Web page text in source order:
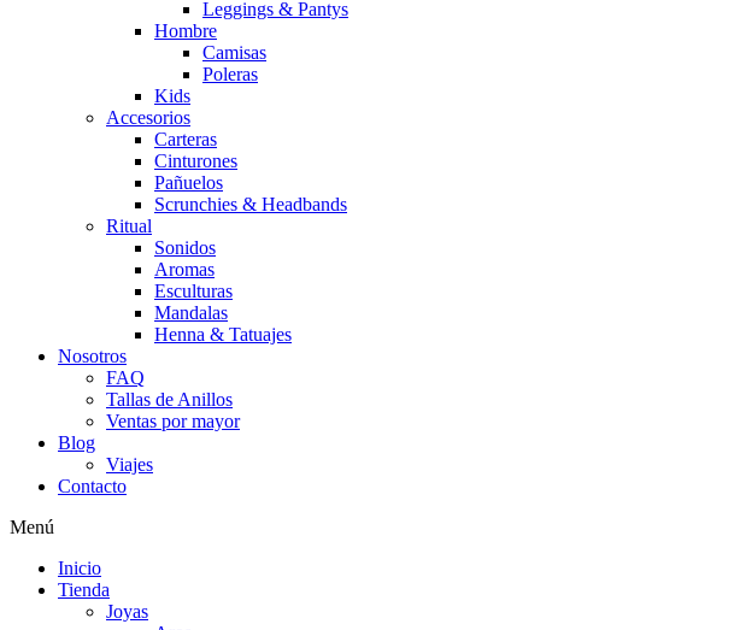
Leggings & Pantys
Hombre
Camisas
Poleras
Kids
Accesorios
Carteras
Cinturones
Pañuelos
Scrunchies & Headbands
Ritual
Sonidos
Aromas
Esculturas
Mandalas
Henna & Tatuajes
Nosotros
FAQ
Tallas de Anillos
Ventas por mayor
Blog
Viajes
Contacto
Menú
Inicio
Tienda
Joyas